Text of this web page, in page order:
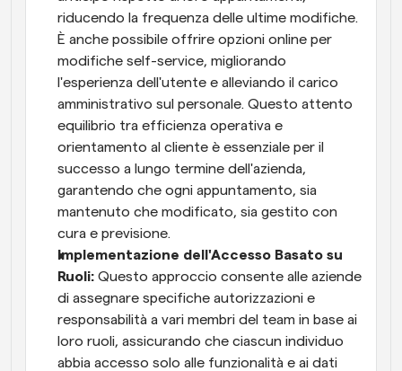
riducendo la frequenza delle ultime modifiche.
È anche possibile offrire opzioni online per
modifiche self-service, migliorando
l'esperienza dell'utente e alleviando il carico
amministrativo sul personale. Questo attento
equilibrio tra efficienza operativa e
orientamento al cliente è essenziale per il
successo a lungo termine dell'azienda,
garantendo che ogni appuntamento, sia
mantenuto che modificato, sia gestito con
cura e previsione.
Implementazione dell'Accesso Basato su
Ruoli: Questo approccio consente alle aziende
di assegnare specifiche autorizzazioni e
responsabilità a vari membri del team in base ai
loro ruoli, assicurando che ciascun individuo
abbia accesso solo alle funzionalità e ai dati